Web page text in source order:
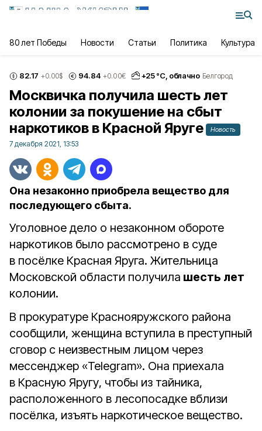
80 лет Победы Новости Статьи Политика Культура
82.17 +0.00$ 94.84 +0.00€ +25°С, облачно Белгород
Москвичка получила шесть лет
колонии за покушение на сбыт
наркотиков в Красной Яруге
Новость
7 декабря 2021, 13:53
Она незаконно приобрела вещество для
последующего сбыта.
Уголовное дело о незаконном обороте
наркотиков было рассмотрено в суде
в посёлке Красная Яруга. Жительница
Московской области получила шесть лет
колонии.
В прокуратуре Краснояружского района
сообщили, женщина вступила в преступный
сговор с неизвестным лицом через
мессенджер «Telegram». Она приехала
в Красную Яругу, чтобы из тайника,
расположенного в лесопосадке вблизи
посёлка, изъять наркотическое вещество.